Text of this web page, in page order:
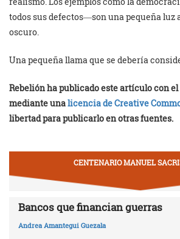
todos sus defectos―son una pequeña luz
oscuro.
Una pequeña llama que se debería
Rebelión ha publicado este artículo con
mediante unalicencia de Creative
libertad para publicarlo en otras fuentes.
CENTENARIO MANUEL
Bancos que financian guerras
Andrea Amantegui Guezala